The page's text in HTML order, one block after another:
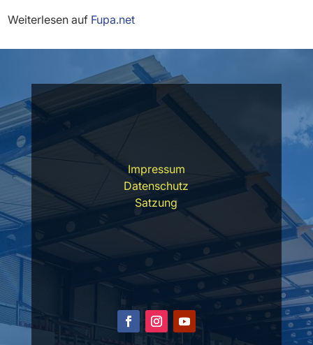
Weiterlesen auf Fupa.net
Impressum
Datenschutz
Satzung